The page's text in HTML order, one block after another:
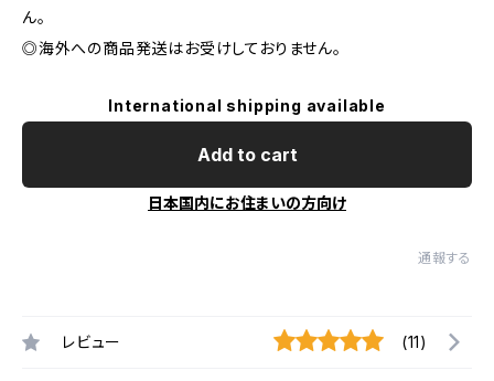
ん。
◎海外への商品発送はお受けしておりません。
International shipping available
Add to cart
日本国内にお住まいの方向け
通報する
レビュー (11)